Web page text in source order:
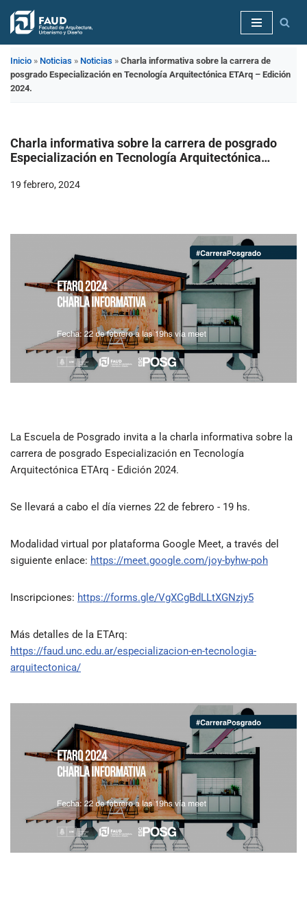
Saltar
contenido
Inicio » Noticias » Noticias » Charla informativa sobre la carrera de
posgrado Especialización en Tecnología Arquitectónica ETArq – Edición
2024.
Charla informativa sobre la carrera de posgrado
Especialización en Tecnología Arquitectónica
19 febrero, 2024
La Escuela de Posgrado invita a la charla informativa sobre la
carrera de posgrado Especialización en Tecnología
Arquitectónica ETArq - Edición 2024.
Se llevará a cabo el día viernes 22 de febrero - 19 hs.
Modalidad virtual por plataforma Google Meet, a través del
siguiente enlace: https://meet.google.com/joy-byhw-poh
Inscripciones: https://forms.gle/VgXCgBdLLtXGNzjy5
Más detalles de la ETArq:
https://faud.unc.edu.ar/especializacion-en-tecnologia-
arquitectonica/